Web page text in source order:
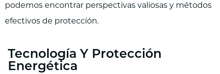
podemos encontrar perspectivas valiosas y métodos
efectivos de protección.
Tecnología Y Protección
Energética